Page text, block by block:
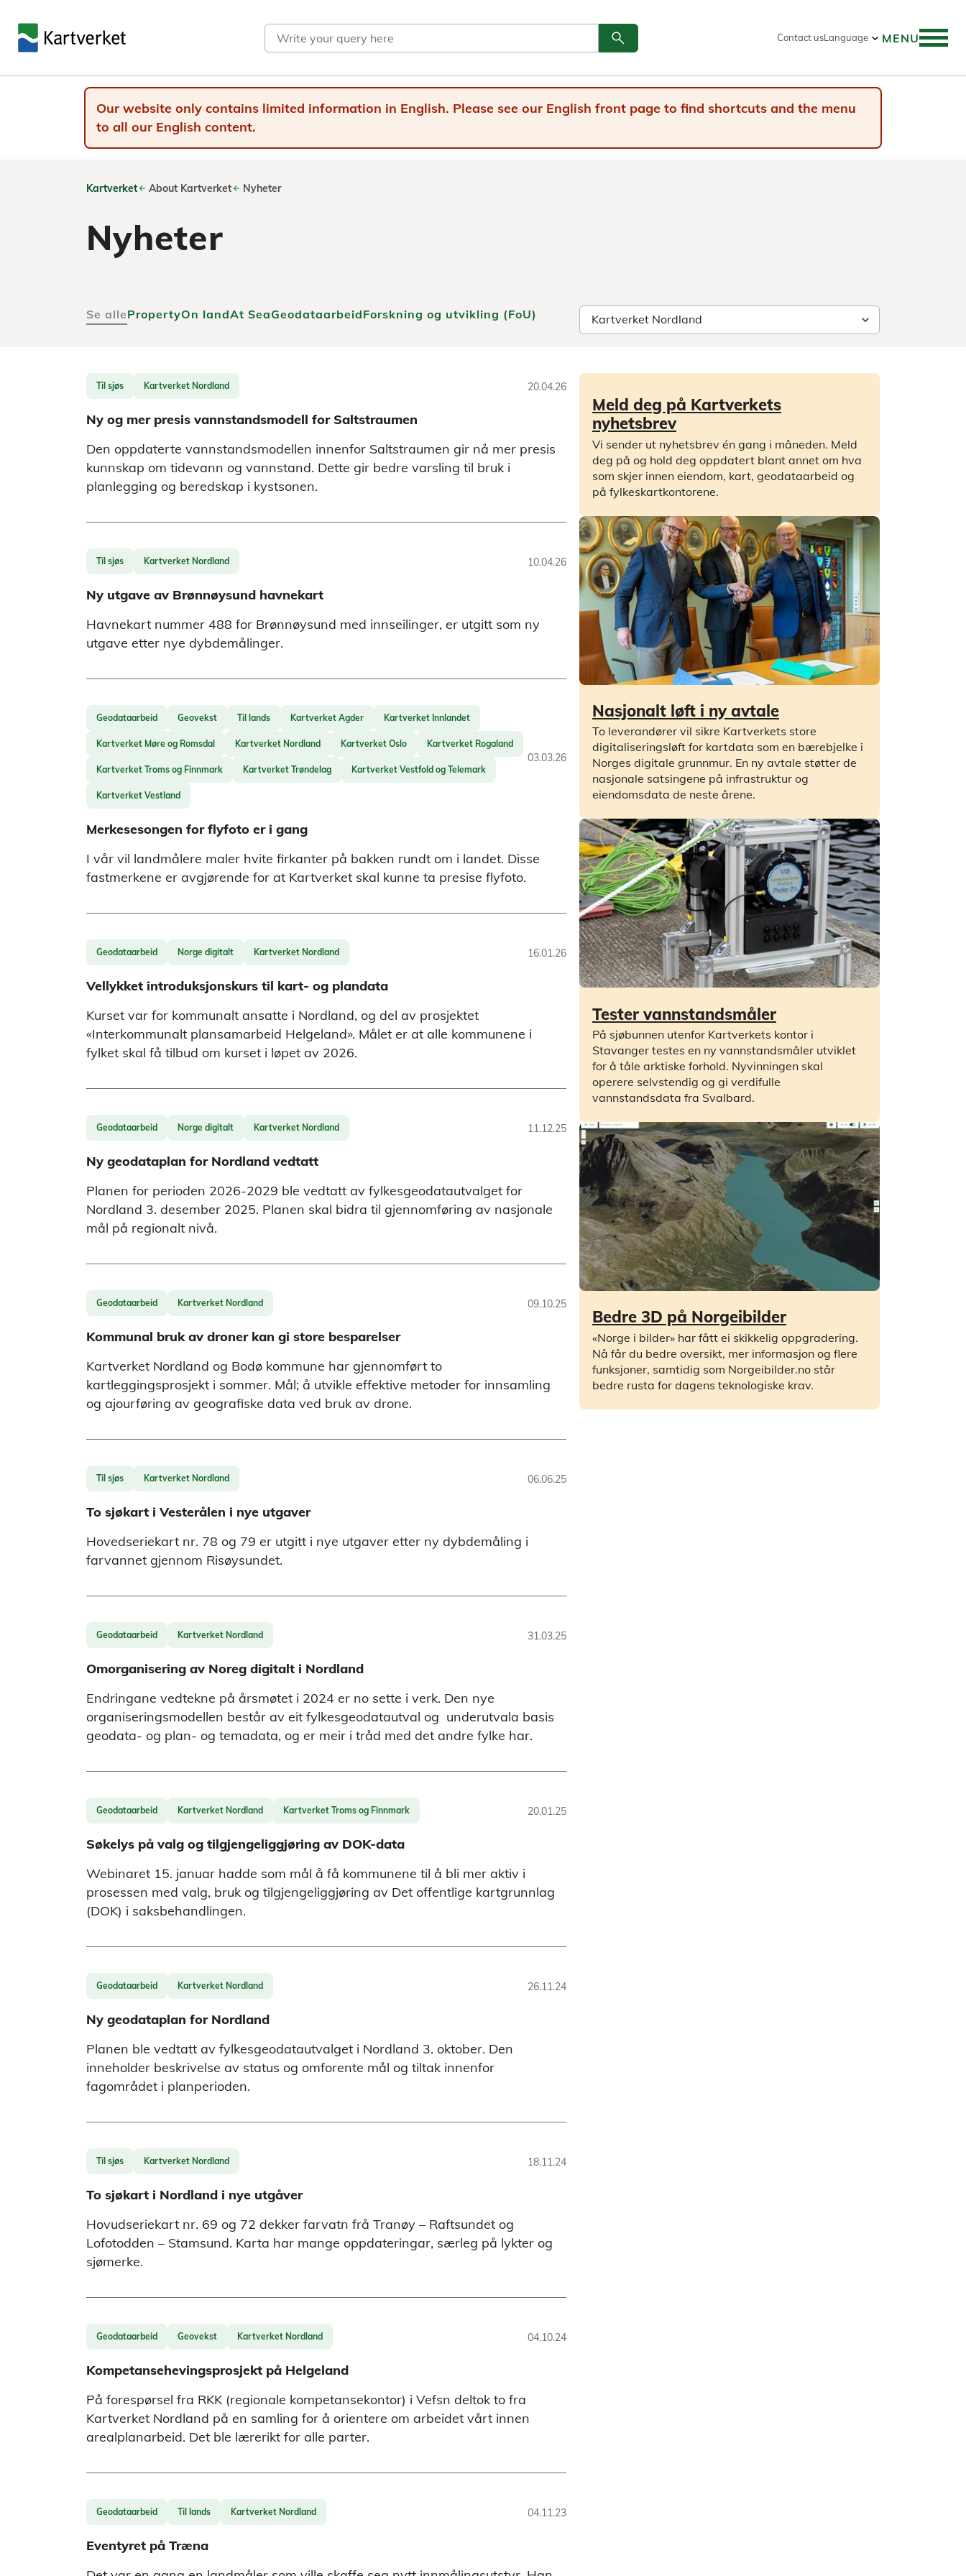
Search
Go to search
search Contact usLanguage MENU
Our website only contains limited information in English. Please see our English front page to find shortcuts and the menu
to all our English content.
Kartverket About Kartverket Nyheter
Nyheter
Se allePropertyOn landAt SeaGeodataarbeidForskning og utvikling (FoU)
Til sjøs Kartverket Nordland 20.04.26
Ny og mer presis vannstandsmodell for Saltstraumen
Den oppdaterte vannstandsmodellen innenfor Saltstraumen gir nå mer presis
kunnskap om tidevann og vannstand. Dette gir bedre varsling til bruk i
planlegging og beredskap i kystsonen.
Til sjøs Kartverket Nordland 10.04.26
Ny utgave av Brønnøysund havnekart
Havnekart nummer 488 for Brønnøysund med innseilinger, er utgitt som ny
utgave etter nye dybdemålinger.
Geodataarbeid Geovekst Til lands Kartverket Agder Kartverket Innlandet
Kartverket Møre og Romsdal Kartverket Nordland Kartverket Oslo Kartverket Rogaland
Kartverket Troms og Finnmark Kartverket Trøndelag Kartverket Vestfold og Telemark
Kartverket Vestland
03.03.26
Merkesesongen for flyfoto er i gang
I vår vil landmålere maler hvite firkanter på bakken rundt om i landet. Disse
fastmerkene er avgjørende for at Kartverket skal kunne ta presise flyfoto.
Geodataarbeid Norge digitalt Kartverket Nordland 16.01.26
Vellykket introduksjonskurs til kart- og plandata
Kurset var for kommunalt ansatte i Nordland, og del av prosjektet
«Interkommunalt plansamarbeid Helgeland». Målet er at alle kommunene i
fylket skal få tilbud om kurset i løpet av 2026.
Geodataarbeid Norge digitalt Kartverket Nordland 11.12.25
Ny geodataplan for Nordland vedtatt
Planen for perioden 2026-2029 ble vedtatt av fylkesgeodatautvalget for
Nordland 3. desember 2025. Planen skal bidra til gjennomføring av nasjonale
mål på regionalt nivå.
Geodataarbeid Kartverket Nordland 09.10.25
Kommunal bruk av droner kan gi store besparelser
Kartverket Nordland og Bodø kommune har gjennomført to
kartleggingsprosjekt i sommer. Mål; å utvikle effektive metoder for innsamling
og ajourføring av geografiske data ved bruk av drone.
Til sjøs Kartverket Nordland 06.06.25
To sjøkart i Vesterålen i nye utgaver
Hovedseriekart nr. 78 og 79 er utgitt i nye utgaver etter ny dybdemåling i
farvannet gjennom Risøysundet.
Geodataarbeid Kartverket Nordland 31.03.25
Omorganisering av Noreg digitalt i Nordland
Endringane vedtekne på årsmøtet i 2024 er no sette i verk. Den nye
organiseringsmodellen består av eit fylkesgeodatautval og underutvala basis
geodata- og plan- og temadata, og er meir i tråd med det andre fylke har.
Geodataarbeid Kartverket Nordland Kartverket Troms og Finnmark 20.01.25
Søkelys på valg og tilgjengeliggjøring av DOK-data
Webinaret 15. januar hadde som mål å få kommunene til å bli mer aktiv i
prosessen med valg, bruk og tilgjengeliggjøring av Det offentlige kartgrunnlag
(DOK) i saksbehandlingen.
Geodataarbeid Kartverket Nordland 26.11.24
Ny geodataplan for Nordland
Planen ble vedtatt av fylkesgeodatautvalget i Nordland 3. oktober. Den
inneholder beskrivelse av status og omforente mål og tiltak innenfor
fagområdet i planperioden.
Til sjøs Kartverket Nordland 18.11.24
To sjøkart i Nordland i nye utgåver
Hovudseriekart nr. 69 og 72 dekker farvatn frå Tranøy – Raftsundet og
Lofotodden – Stamsund. Karta har mange oppdateringar, særleg på lykter og
sjømerke.
Geodataarbeid Geovekst Kartverket Nordland 04.10.24
Kompetansehevingsprosjekt på Helgeland
På forespørsel fra RKK (regionale kompetansekontor) i Vefsn deltok to fra
Kartverket Nordland på en samling for å orientere om arbeidet vårt innen
arealplanarbeid. Det ble lærerikt for alle parter.
Geodataarbeid Til lands Kartverket Nordland 04.11.23
Eventyret på Træna
Meld deg på Kartverkets
nyhetsbrev
Vi sender ut nyhetsbrev én gang i måneden. Meld
deg på og hold deg oppdatert blant annet om hva
som skjer innen eiendom, kart, geodataarbeid og
på fylkeskartkontorene.
Nasjonalt løft i ny avtale
To leverandører vil sikre Kartverkets store
digitaliseringsløft for kartdata som en bærebjelke i
Norges digitale grunnmur. En ny avtale støtter de
nasjonale satsingene på infrastruktur og
eiendomsdata de neste årene.
Tester vannstandsmåler
På sjøbunnen utenfor Kartverkets kontor i
Stavanger testes en ny vannstandsmåler utviklet
for å tåle arktiske forhold. Nyvinningen skal
operere selvstendig og gi verdifulle
vannstandsdata fra Svalbard.
Bedre 3D på Norgeibilder
«Norge i bilder» har fått ei skikkelig oppgradering.
Nå får du bedre oversikt, mer informasjon og flere
funksjoner, samtidig som Norgeibilder.no står
bedre rusta for dagens teknologiske krav.